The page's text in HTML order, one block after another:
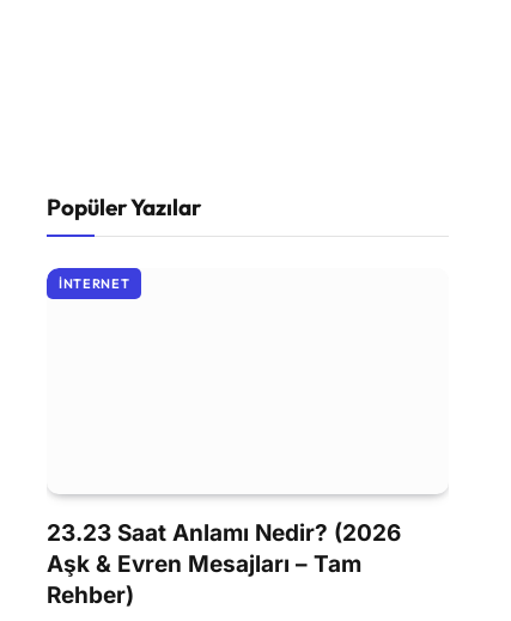
Popüler Yazılar
İNTERNET
23.23 Saat Anlamı Nedir? (2026
Aşk & Evren Mesajları – Tam
Rehber)